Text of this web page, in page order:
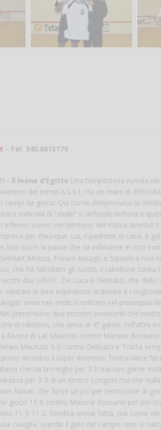
- Tel. 340.8613179
- Il leone d’Egitto Una tempestosa nuvola
dei tornei A.S.S.I.; tra un mare di
da gioco. Qui come d’improvviso la
melodia di “shabi” si diffonde nell’aria e
siamo nel territorio del mitico Ammut il
per chiunque. Lui, il padrone di casa, è
occhi la paura che sa infondere in loro con
Monza, Forum Assago e Squash e non
che ha falcidiato gli iscritti, il tabellone conta
due LIGHT, De Luca e Delicato, che dello
le loro esperienze acquisite e i
avversari onde scontrarsi nel prosequio
primo turno due incontri avvincenti che
di rakleton, che vince al 4° game; nell’altro
favore di Lai Maurizio contro Marone
Maurizio 3-0 contro Delicato e Trotta
incontro il super dinamico Trotta vince
che ha la meglio per 3-0 ma con game
per 3-0 di un eroico Longoni ma che
Nasar, che forse un po’ per l’emozione di
gioco 11-9 contro Marone Rossano per poi
11-5 11-2. Sembra ormai fatta, ma come
caviglia, scende il gelo nel campo: non si
il